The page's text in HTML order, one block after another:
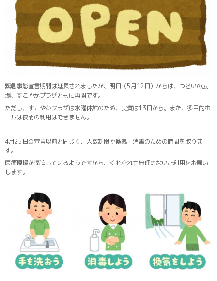
緊急事態宣言期間は延長されましたが、明日（5月12日）からは、つどいの広
場、すこやかプラザともに再開です。
ただし、すこやかプラザは水曜休館のため、実質は13日から。また、多目的ホ
ールは夜間の利用はできません。
4月25日の宣言以前と同じく、人数制限や換気・消毒のための時間を取りま
す。
医療現場が逼迫しているようですから、くれぐれも無理のないご利用をお願い
します。